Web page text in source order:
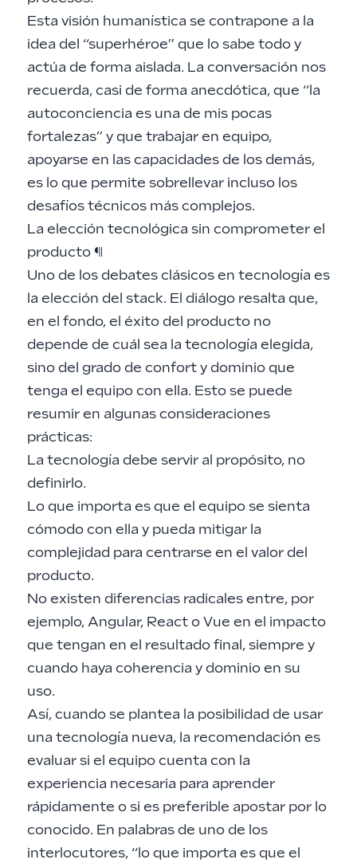
Esta visión humanística se contrapone a la
idea del “superhéroe” que lo sabe todo y
actúa de forma aislada. La conversación nos
recuerda, casi de forma anecdótica, que “la
autoconciencia es una de mis pocas
fortalezas” y que trabajar en equipo,
apoyarse en las capacidades de los demás,
es lo que permite sobrellevar incluso los
desafíos técnicos más complejos.
La elección tecnológica sin comprometer el
producto ¶
Uno de los debates clásicos en tecnología es
la elección del stack. El diálogo resalta que,
en el fondo, el éxito del producto no
depende de cuál sea la tecnología elegida,
sino del grado de confort y dominio que
tenga el equipo con ella. Esto se puede
resumir en algunas consideraciones
prácticas:
La tecnología debe servir al propósito, no
definirlo.
Lo que importa es que el equipo se sienta
cómodo con ella y pueda mitigar la
complejidad para centrarse en el valor del
producto.
No existen diferencias radicales entre, por
ejemplo, Angular, React o Vue en el impacto
que tengan en el resultado final, siempre y
cuando haya coherencia y dominio en su
uso.
Así, cuando se plantea la posibilidad de usar
una tecnología nueva, la recomendación es
evaluar si el equipo cuenta con la
experiencia necesaria para aprender
rápidamente o si es preferible apostar por lo
conocido. En palabras de uno de los
interlocutores, “lo que importa es que el